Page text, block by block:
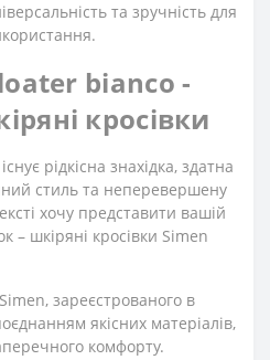
та зручність для
bianco -
кросівки
рідкісна знахідка, здатна
стиль та неперевершену
хочу представити вашій
– шкіряні кросівки Simen
зареєстрованого в
якісних матеріалів,
комфорту.